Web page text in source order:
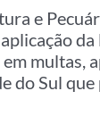
e
multas,
do Sul